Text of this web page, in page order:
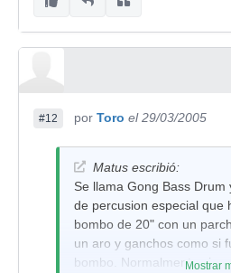
#12 por Toro el 29/03/2005
Matus escribió:
Se llama Gong Bass
de percusion especial que
bombo de 20" con un
un aro y ganchos como si
bombo. NormalmenteMostrar